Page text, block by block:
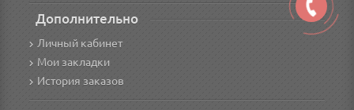
Дополнительно
Личный кабинет
Мои закладки
История заказов